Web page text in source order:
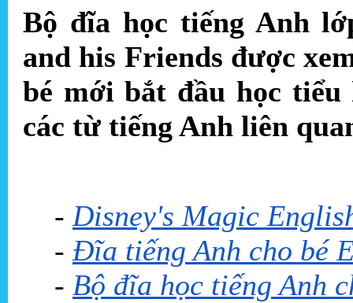
Bộ đĩa học tiếng Anh
and his Friends được
bé mới bắt đầu học tiểu
các từ tiếng Anh liên
- Disney's Magic
- Đĩa tiếng Anh cho bé
- Bộ đĩa học tiếng Anh